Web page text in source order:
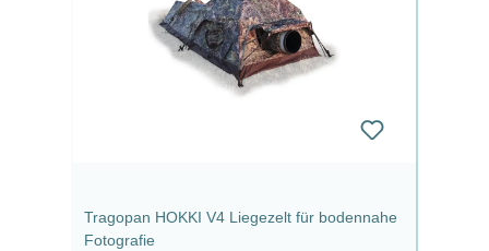
Tragopan HOKKI V4 Liegezelt für bodennahe
Fotografie